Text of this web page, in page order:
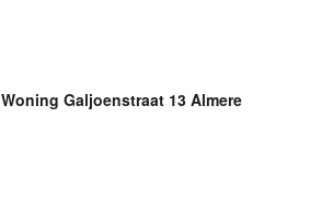
Woning Galjoenstraat 13 Almere